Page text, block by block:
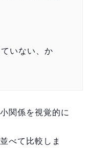
いない、か
関係を視覚的に
べて比較しま